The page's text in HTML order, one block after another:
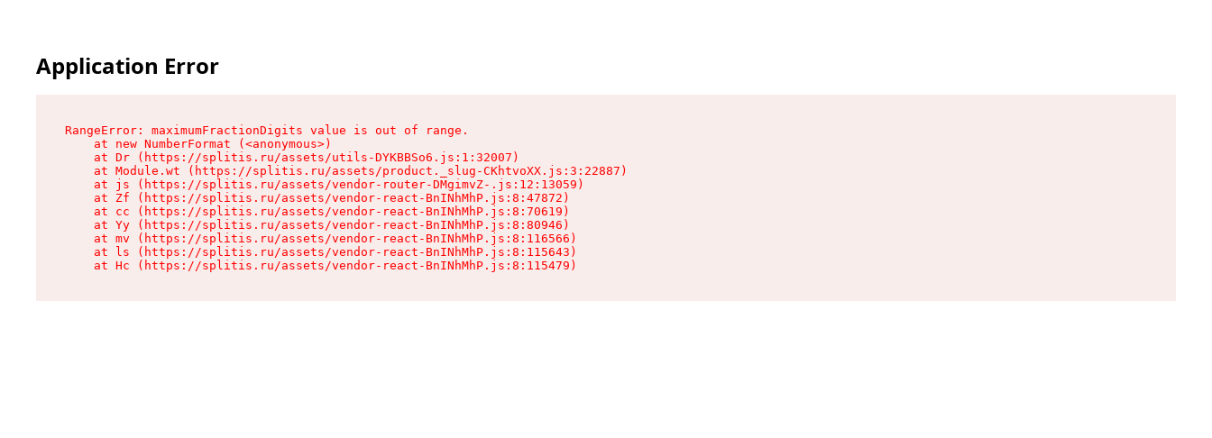
Application Error
RangeError: maximumFractionDigits value is out of range.
    at new NumberFormat (<anonymous>)
    at Dr (https://splitis.ru/assets/utils-DYKBBSo6.js:1:32007)
    at Module.wt (https://splitis.ru/assets/product._slug-CKhtvoXX.js:3:22887)
    at js (https://splitis.ru/assets/vendor-router-DMgimvZ-.js:12:13059)
    at Zf (https://splitis.ru/assets/vendor-react-BnINhMhP.js:8:47872)
    at cc (https://splitis.ru/assets/vendor-react-BnINhMhP.js:8:70619)
    at Yy (https://splitis.ru/assets/vendor-react-BnINhMhP.js:8:80946)
    at mv (https://splitis.ru/assets/vendor-react-BnINhMhP.js:8:116566)
    at ls (https://splitis.ru/assets/vendor-react-BnINhMhP.js:8:115643)
    at Hc (https://splitis.ru/assets/vendor-react-BnINhMhP.js:8:115479)